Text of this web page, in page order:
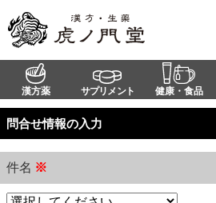
漢方薬 サプリメント 健康・食品
問合せ情報の入力
件名 ※